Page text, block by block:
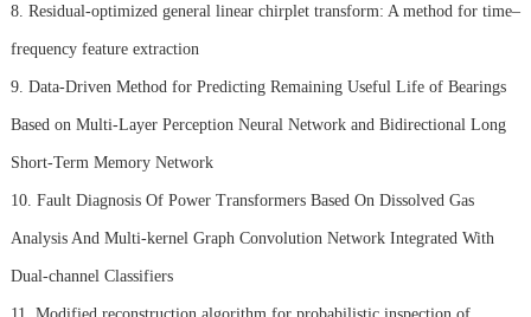
8. Residual-optimized general linear chirplet transform: A method for time–
frequency feature extraction
9. Data-Driven Method for Predicting Remaining Useful Life of Bearings
Based on Multi-Layer Perception Neural Network and Bidirectional Long
Short-Term Memory Network
10. Fault Diagnosis Of Power Transformers Based On Dissolved Gas
Analysis And Multi-kernel Graph Convolution Network Integrated With
Dual-channel Classifiers